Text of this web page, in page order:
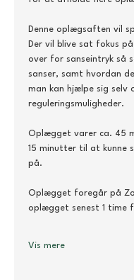
Denne oplægsaften vil
Der vil blive sat fokus
over for sanseintryk så
sanser, samt hvordan
man kan hjælpe sig selv
reguleringsmuligheder.
Oplægget varer ca. 45
15 minutter til at kunne
på.
Oplægget foregår på
oplægget senest 1
Vis mere